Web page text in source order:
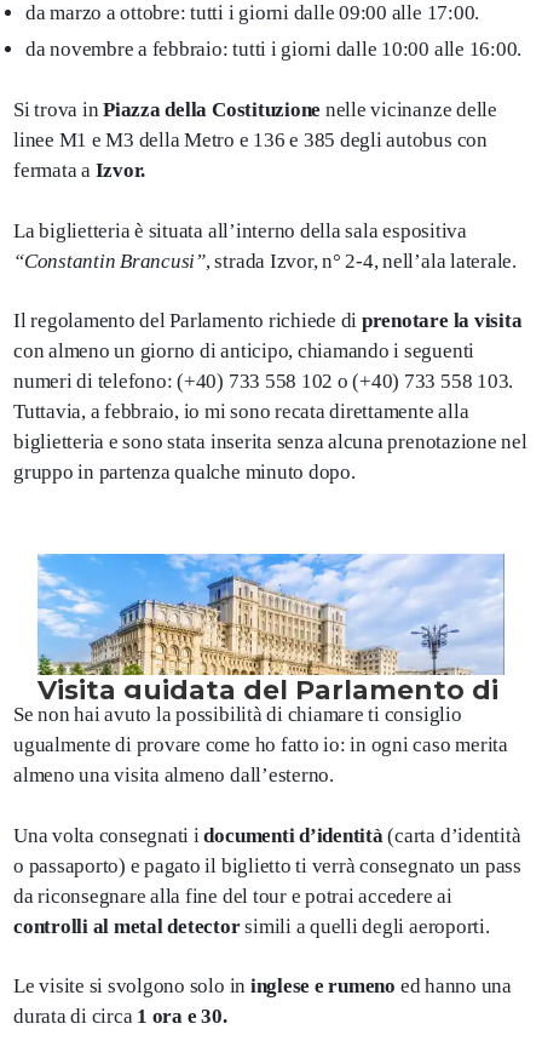
da marzo a ottobre: tutti i giorni dalle 09:00 alle 17:00.
da novembre a febbraio: tutti i giorni dalle 10:00 alle 16:00.
Si trova inPiazza della Costituzione nelle vicinanze delle
linee M1 e M3 della Metro e 136 e 385 degli autobus con
fermata a Izvor.
La biglietteria è situata all’interno della sala espositiva
“Constantin Brancusi”, strada Izvor, n° 2-4, nell’ala laterale.
Il regolamento del Parlamento richiede di prenotare la visita
con almeno un giorno di anticipo, chiamando i seguenti
numeri di telefono: (+40) 733 558 102 o (+40) 733 558 103.
Tuttavia, a febbraio, io mi sono recata direttamente alla
biglietteria e sono stata inserita senza alcuna prenotazione nel
gruppo in partenza qualche minuto dopo.
Se non hai avuto la possibilità di chiamare ti consiglio
ugualmente di provare come ho fatto io: in ogni caso merita
almeno una visita almeno dall’esterno.
Una volta consegnati idocumenti d’identità (carta d’identità
o passaporto) e pagato il biglietto ti verrà consegnato un pass
da riconsegnare alla fine del tour e potrai accedere ai
controlli al metal detectorsimili a quelli degli aeroporti.
Le visite si svolgono solo in inglese e rumeno ed hanno una
durata di circa1 ora e 30.